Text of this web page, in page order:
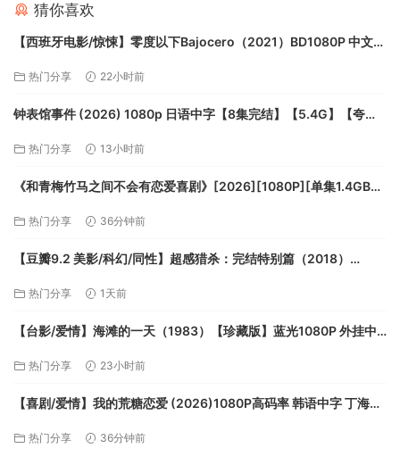
猜你喜欢
【西班牙电影/惊悚】零度以下Bajocero（2021）BD1080P 中文字
热门分享 22小时前
钟表馆事件 (2026) 1080p 日语中字【8集完结】【5.4G】【夸
热门分享 13小时前
《和青梅竹马之间不会有恋爱喜剧》[2026][1080P][单集1.4GB共
热门分享 36分钟前
【豆瓣9.2 美影/科幻/同性】超感猎杀：完结特别篇（2018）
热门分享 1天前
【台影/爱情】海滩的一天（1983）【珍藏版】蓝光1080P 外挂中
热门分享 23小时前
【喜剧/爱情】我的荒糖恋爱 (2026)1080P高码率 韩语中字 丁海寅/
热门分享 36分钟前